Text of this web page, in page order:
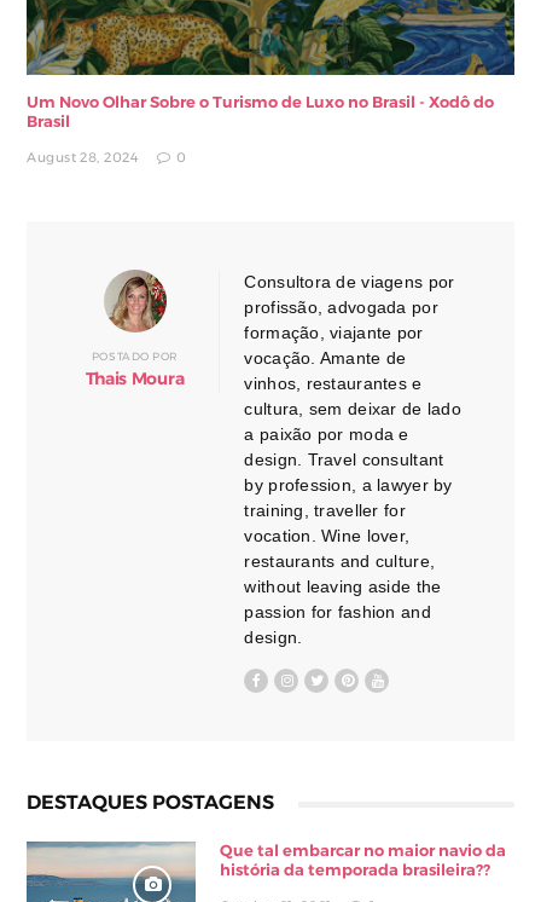
Um Novo Olhar Sobre o Turismo de Luxo no Brasil - Xodô do
Brasil
August 28, 2024 0
POSTADO POR
Thais Moura
Consultora de viagens por
profissão, advogada por
formação, viajante por
vocação. Amante de
vinhos, restaurantes e
cultura, sem deixar de lado
a paixão por moda e
design. Travel consultant
by profession, a lawyer by
training, traveller for
vocation. Wine lover,
restaurants and culture,
without leaving aside the
passion for fashion and
design.
DESTAQUES POSTAGENS
Que tal embarcar no maior navio da
história da temporada brasileira??